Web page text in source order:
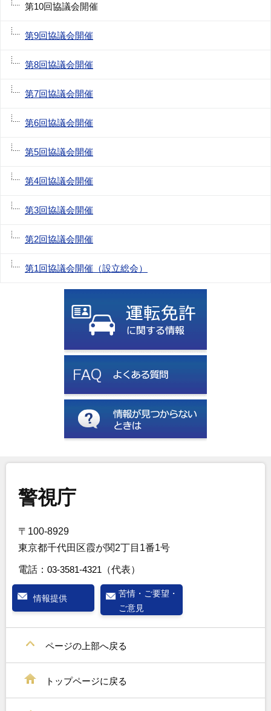
第10回協議会開催
第9回協議会開催
第8回協議会開催
第7回協議会開催
第6回協議会開催
第5回協議会開催
第4回協議会開催
第3回協議会開催
第2回協議会開催
第1回協議会開催（設立総会）
警視庁
〒100-8929
東京都千代田区霞が関2丁目1番1号
電話： 03-3581-4321 （代表）
情報提供
苦情・ご要望・
ご意見
ページの上部へ戻る
トップページに戻る